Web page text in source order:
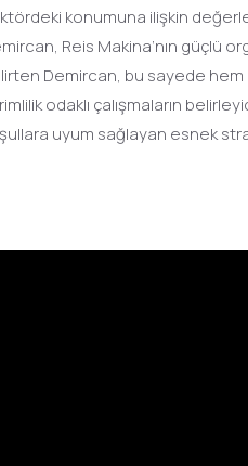
konumuna ilişkin
Reis Makina’nın güçlü
Demircan, bu sayede hem
odaklı çalışmaların
uyum sağlayan esnek